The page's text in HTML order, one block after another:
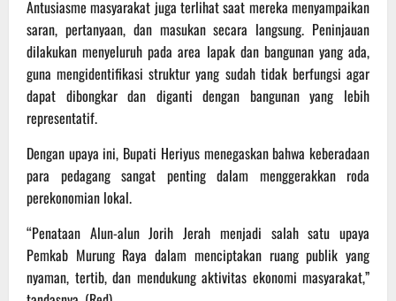
Antusiasme masyarakat juga terlihat saat mereka menyampaikan
saran, pertanyaan, dan masukan secara langsung. Peninjauan
dilakukan menyeluruh pada area lapak dan bangunan yang ada,
guna mengidentifikasi struktur yang sudah tidak berfungsi agar
dapat dibongkar dan diganti dengan bangunan yang lebih
representatif.
Dengan upaya ini, Bupati Heriyus menegaskan bahwa keberadaan
para pedagang sangat penting dalam menggerakkan roda
perekonomian lokal.
“Penataan Alun-alun Jorih Jerah menjadi salah satu upaya
Pemkab Murung Raya dalam menciptakan ruang publik yang
nyaman, tertib, dan mendukung aktivitas ekonomi masyarakat,”